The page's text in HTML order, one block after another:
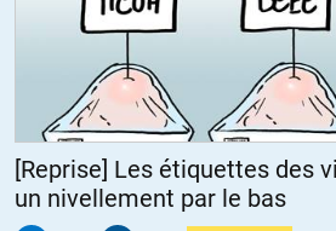
[Reprise] Les étiquettes des
un nivellement par le bas